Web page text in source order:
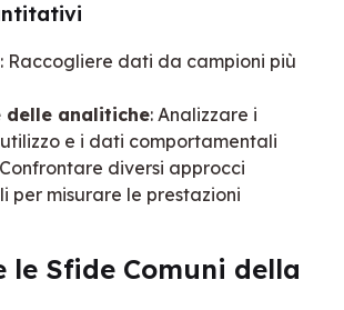
: Raccogliere dati da campioni più
delle analitiche: Analizzare i
e i dati comportamentali
diversi approcci
per misurare le prestazioni
le Sfide Comuni della